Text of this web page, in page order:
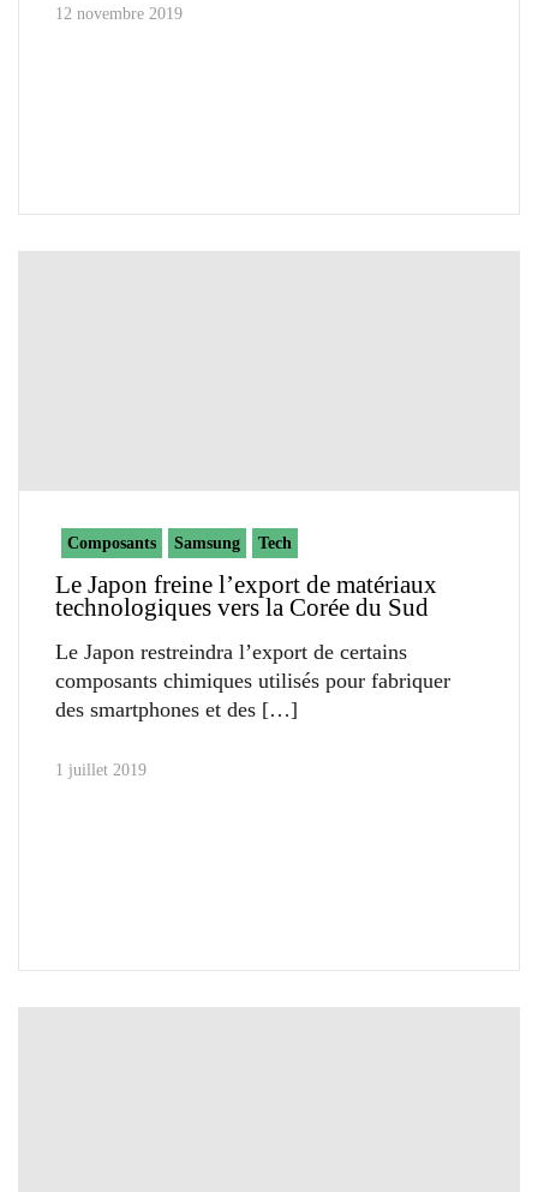
12 novembre 2019
Composants Samsung Tech
Le Japon freine l’export de matériaux
technologiques vers la Corée du Sud
Le Japon restreindra l’export de certains
composants chimiques utilisés pour fabriquer
des smartphones et des
1 juillet 2019